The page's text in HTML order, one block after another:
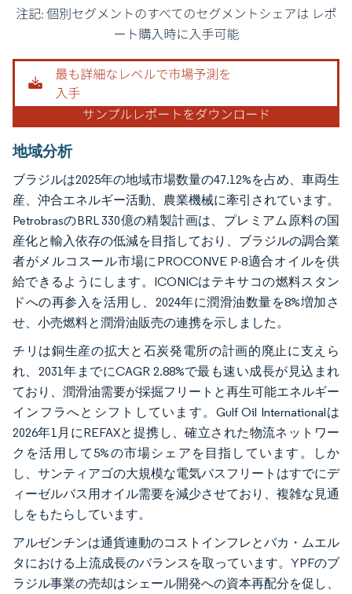
画像 © Mordor Intelligence。再利用にはCC BY 4.0の表示が必要です。
地域分析
ブラジルは2025年の地域市場数量の47.12%を占め、車両生
産、沖合エネルギー活動、農業機械に牽引されています。
PetrobrasのBRL 330億の精製計画は、プレミアム原料の国
産化と輸入依存の低減を目指しており、ブラジルの調合業
者がメルコスール市場にPROCONVE P-8適合オイルを供
給できるようにします。ICONICはテキサコの燃料スタン
ドへの再参入を活用し、2024年に潤滑油数量を8%増加さ
せ、小売燃料と潤滑油販売の連携を示しました。
チリは銅生産の拡大と石炭発電所の計画的廃止に支えら
れ、2031年までにCAGR 2.88%で最も速い成長が見込まれ
ており、潤滑油需要が採掘フリートと再生可能エネルギー
インフラへとシフトしています。Gulf Oil Internationalは
2026年1月にREFAXと提携し、確立された物流ネットワー
クを活用して5%の市場シェアを目指しています。しか
し、サンティアゴの大規模な電気バスフリートはすでにデ
ィーゼルバス用オイル需要を減少させており、複雑な見通
しをもたらしています。
アルゼンチンは通貨連動のコストインフレとバカ・ムエル
タにおける上流成長のバランスを取っています。YPFのブ
ラジル事業の売却はシェール開発への資本再配分を促し、